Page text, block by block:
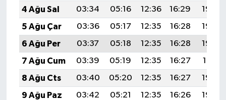
4 Ağu Sal
03:34 05:16 12:36 16:29
19:45
5 Ağu Çar
03:36 05:17 12:35 16:28
19:44
6 Ağu Per
03:37 05:18 12:35 16:28
19:42
7 Ağu Cum
03:39 05:19 12:35 16:27
19:41
8 Ağu Cts
03:40 05:20 12:35 16:27
19:40
9 Ağu Paz
03:42 05:21 12:35 16:26
19:39